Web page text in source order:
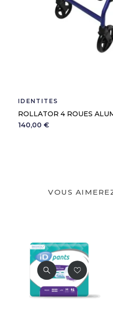
IDENTITÉS
ROLLATOR 4 ROUES
140,00 €
VOUS